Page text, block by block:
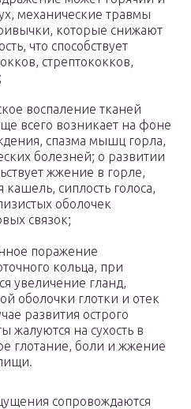
механические травмы
которые снижают
что способствует
стрептококков,
воспаление тканей
всего возникает на фоне
спазма мышц горла,
болезней; о развитии
жжение в горле,
сиплость голоса,
оболочек
связок;
поражение
кольца, при
увеличение гланд,
оболочки глотки и отек
развития острого
жалуются на сухость в
глотание, боли и жжение
сопровождаются